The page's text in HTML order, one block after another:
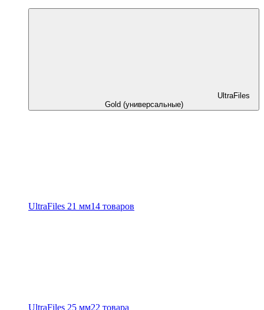
UltraFiles
Gold (универсальные)
UltraFiles 21 мм14 товаров
UltraFiles 25 мм22 товара